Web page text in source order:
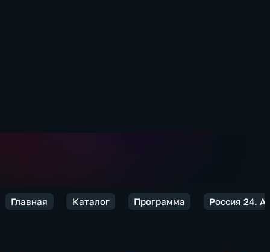
Главная Каталог Программа Россия 24.